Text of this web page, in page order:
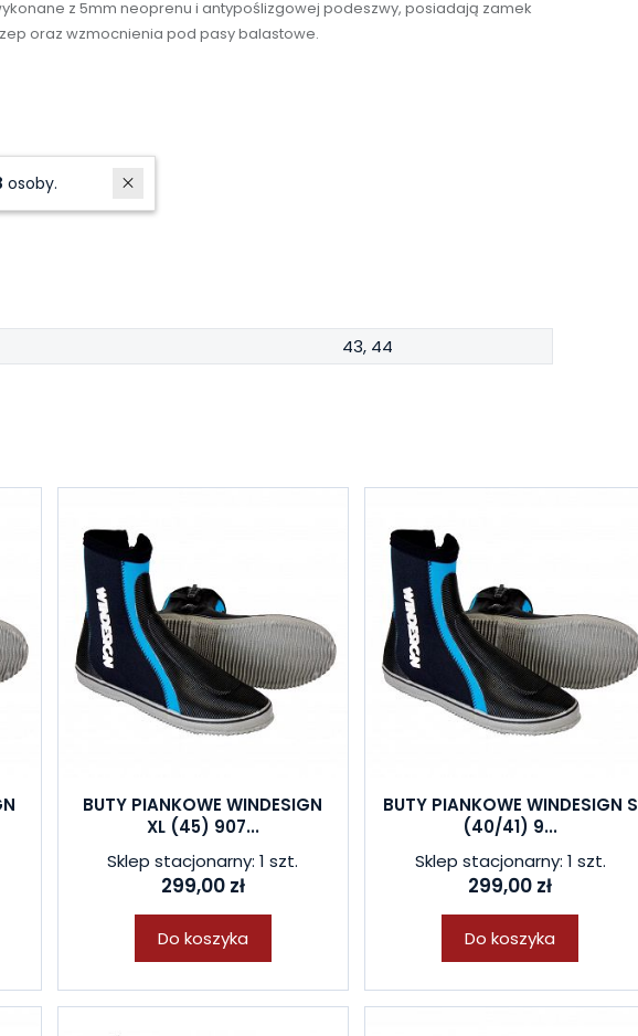
z 5mm neoprenu i antypoślizgowej podeszwy, posiadają zamek
oraz wzmocnienia pod pasy balastowe.
43, 44
BUTY PIANKOWE WINDESIGN
XL (45) 907...
Sklep stacjonarny: 1 szt.
299,00 zł
Do koszyka
BUTY PIANKOWE WINDESIGN S
(40/41) 9...
Sklep stacjonarny: 1 szt.
299,00 zł
Do koszyka
osoby.